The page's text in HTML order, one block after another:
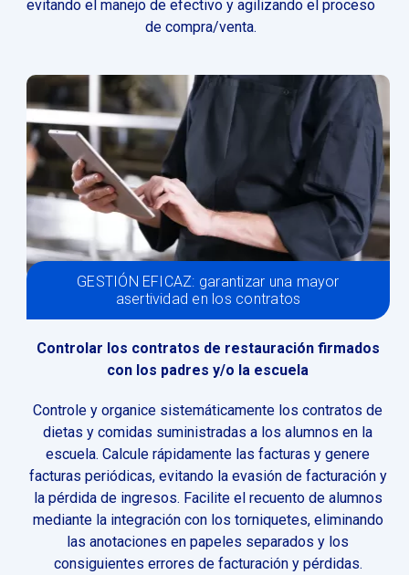
evitando el manejo de efectivo y agilizando el proceso
de compra/venta.
GESTIÓN EFICAZ: garantizar una mayor
asertividad en los contratos
Controlar los contratos de restauración firmados
con los padres y/o la escuela
Controle y organice sistemáticamente los contratos de
dietas y comidas suministradas a los alumnos en la
escuela. Calcule rápidamente las facturas y genere
facturas periódicas, evitando la evasión de facturación y
la pérdida de ingresos. Facilite el recuento de alumnos
mediante la integración con los torniquetes, eliminando
las anotaciones en papeles separados y los
consiguientes errores de facturación y pérdidas.